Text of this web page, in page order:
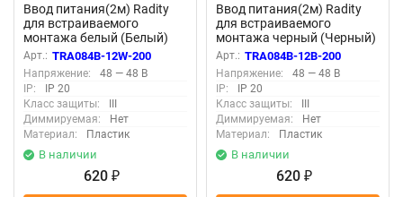
Ввод питания(2м) Radity
для встраиваемого
монтажа белый (Белый)
TRA084B-12W-200
Арт.: TRA084B-12W-200
Напряжение:
48 — 48 В
IP:
IP 20
Класс защиты:
Диммируемая:
Нет
Материал:
Пластик
В наличии
620 ₽
Ввод питания(2м) Radity
для встраиваемого
монтажа черный (Черный)
TRA084B-12B-200
Арт.: TRA084B-12B-200
Напряжение:
48 — 48 В
IP:
IP 20
Класс защиты:
Диммируемая:
Нет
Материал:
Пластик
В наличии
620 ₽